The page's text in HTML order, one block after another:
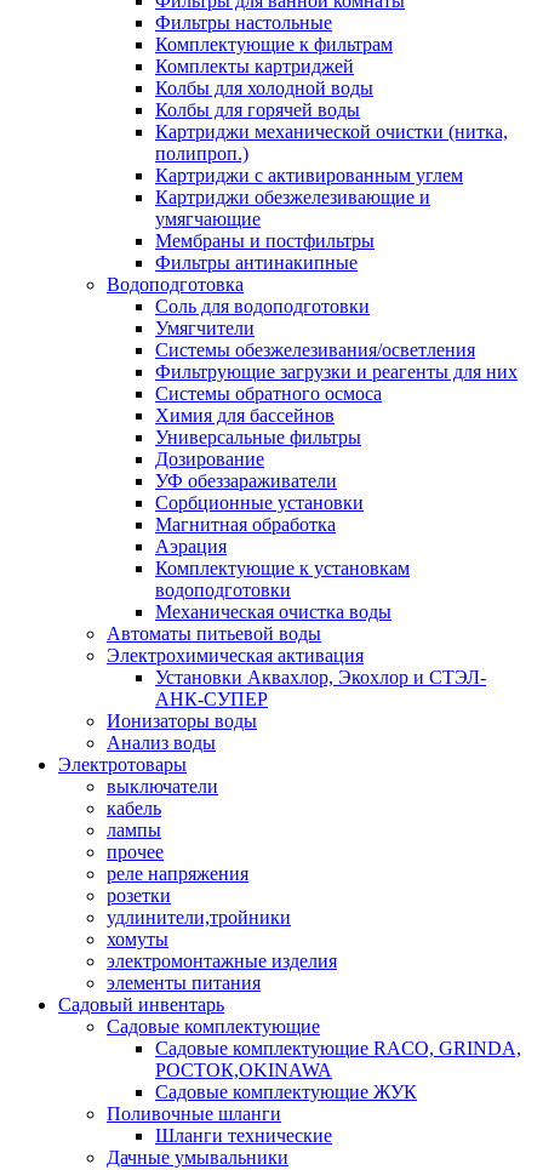
Фильтры настольные
Комплектующие к фильтрам
Комплекты картриджей
Колбы для холодной воды
Колбы для горячей воды
Картриджи механической очистки (нитка,
полипроп.)
Картриджи с активированным углем
Картриджи обезжелезивающие и
умягчающие
Мембраны и постфильтры
Фильтры антинакипные
Водоподготовка
Соль для водоподготовки
Умягчители
Системы обезжелезивания/осветления
Фильтрующие загрузки и реагенты для них
Системы обратного осмоса
Химия для бассейнов
Универсальные фильтры
Дозирование
УФ обеззараживатели
Сорбционные установки
Магнитная обработка
Аэрация
Комплектующие к установкам
водоподготовки
Механическая очистка воды
Автоматы питьевой воды
Электрохимическая активация
Установки Аквахлор, Экохлор и СТЭЛ-
АНК-СУПЕР
Ионизаторы воды
Анализ воды
Электротовары
выключатели
кабель
лампы
прочее
реле напряжения
розетки
удлинители,тройники
хомуты
электромонтажные изделия
элементы питания
Садовый инвентарь
Садовые комплектующие
Садовые комплектующие RACO, GRINDA,
РОСТОК,OKINAWA
Садовые комплектующие ЖУК
Поливочные шланги
Шланги технические
Дачные умывальники